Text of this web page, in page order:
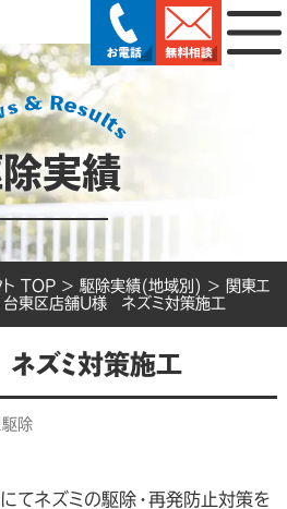
実績
ト TOP > 駆除実績(地域別) > 関東エ
台東区店舗U様 ネズミ対策施工
ズミ対策施工
駆除
てネズミの駆除・再発防止対策を